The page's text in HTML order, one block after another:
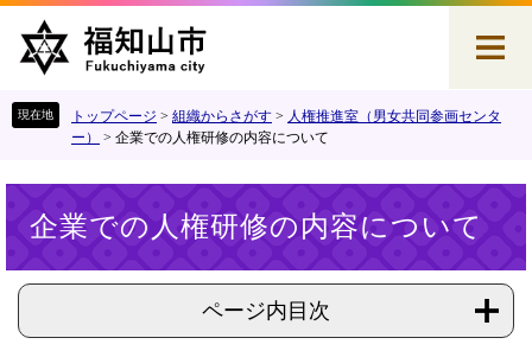
す
し
トップページ > 組織からさがす > 人権推進室（男女共同参画センタ
ー）
> 企業での人権研修の内容について
企業での人権研修の内容について
ページ内目次